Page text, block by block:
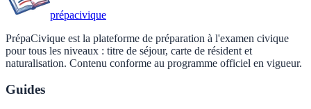
prépacivique
PrépaCivique est la plateforme de préparation à l'examen civique
pour tous les niveaux : titre de séjour, carte de résident et
naturalisation. Contenu conforme au programme officiel en vigueur.
Guides